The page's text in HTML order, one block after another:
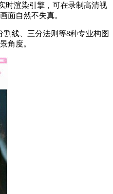
时渲染引擎，可在录制高清视
面自然不失真。
线、三分法则等8种专业构图
角度。